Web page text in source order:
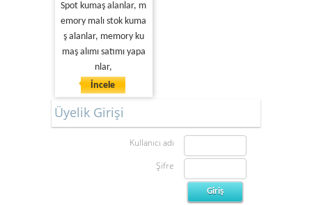
Spot kumaş alanlar, m
emory malı stok kuma
ş alanlar, memory ku
maş alımı satımı yapa
nlar,
İncele
Üyelik Girişi
Kullanıcı adı
Şifre